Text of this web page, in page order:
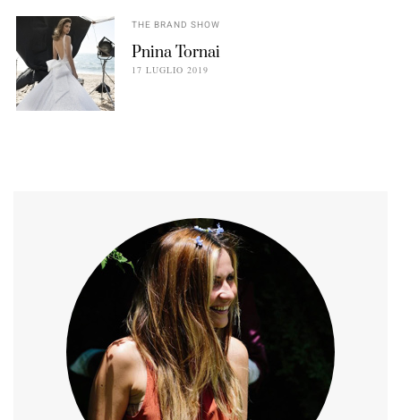
THE BRAND SHOW
Pnina Tornai
17 LUGLIO 2019